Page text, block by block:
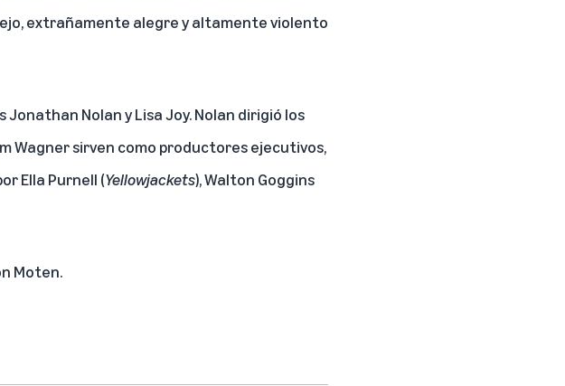
extrañamente alegre y altamente violento
Nolan y Lisa Joy. Nolan dirigió los
Wagner sirven como productores ejecutivos,
Ella Purnell (Yellowjackets), Walton Goggins
Moten.